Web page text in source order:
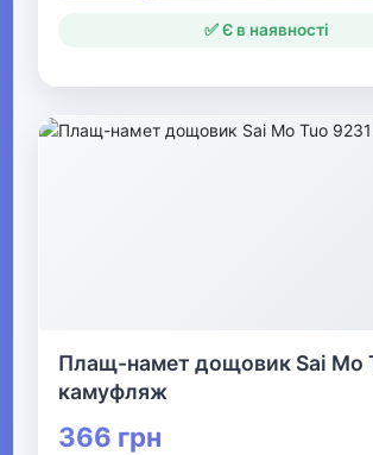
Все для пляжу
✅ Є в наявності
Плащ-намет дощовик Sai Mo
камуфляж
366 грн